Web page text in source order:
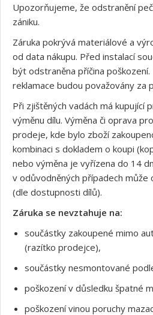
Upozorňujeme, že odstranění
zániku.
Záruka pokrývá materiálové a
od data nákupu. Před instalací
být odstraněna příčina
reklamace budou považovány za
Při zjištěných vadách má kupující
výměnu dílu. Výměna či oprava
prodeje, kde bylo zboží
kombinaci s dokladem o koupi
nebo výměna je vyřízena do 14
v odůvodněných případech může
(dle dostupnosti dílů).
Záruka se nevztahuje na:
součástky zakoupené mimo
(razítko prodejce),
součástky nesmontované
poškození v důsledku špatné
poškození vinou poruchy